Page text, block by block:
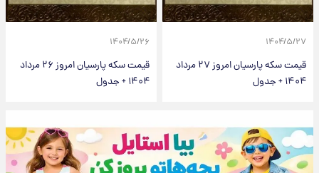
۱۴۰۴/۵/۲۷
قیمت سکه پارسیان امروز ۲۷ مرداد
۱۴۰۴ + جدول
۱۴۰۴/۵/۲۶
قیمت سکه پارسیان امروز ۲۶ مرداد
۱۴۰۴ + جدول